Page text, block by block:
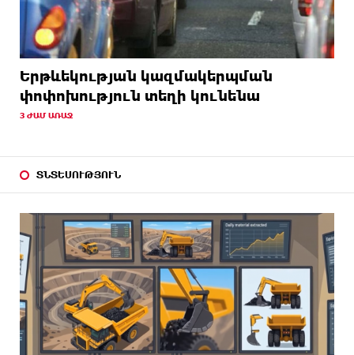
Երթևեկության կազմակերպման
փոփոխություն տեղի կունենա
3 ԺԱՄ ԱՌԱՋ
ՏՆՏԵՍՈՒԹՅՈՒՆ